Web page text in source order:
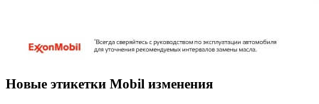
Новые этикетки Mobil изменения